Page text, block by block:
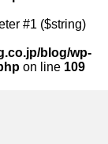
#1 ($string)
blog/wp-
on line 109